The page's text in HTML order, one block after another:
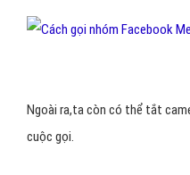
Ngoài ra,ta còn có thể tắt
cuộc gọi.